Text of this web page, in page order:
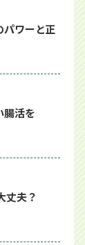
パワーと正
腸活を
丈夫？